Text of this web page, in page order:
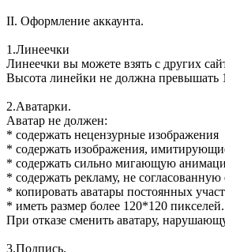
II. Оформление аккаунта.
1.Линеечки
Линеечки вы можете взять с других
Высота линейки не должна превышать
2.Аватарки.
Аватар не должен:
* содержать нецензурные изображения
* содержать изображения,
* содержать сильно мигающую
* содержать рекламу, не
* копировать аватары постоянных
* иметь размер более 120*120 пикселей.
При отказе сменить аватару,
3.Подпись.